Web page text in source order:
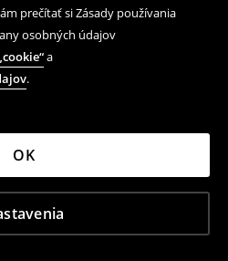
prečítať si Zásady používania
osobných údajov
a
.
OK